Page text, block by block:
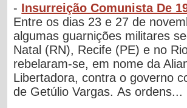
- Insurreição Comunista De
Entre os dias 23 e 27 de
algumas guarnições militares
Natal (RN), Recife (PE) e no
rebelaram-se, em nome da
Libertadora, contra o governo
de Getúlio Vargas. As ordens...